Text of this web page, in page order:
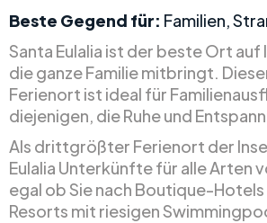
Beste Gegend für: Familien,
Santa Eulalia ist der beste Ort auf
die ganze Familie mitbringt.
Ferienort ist ideal für
diejenigen, die Ruhe und
Als drittgrößter Ferienort der
Eulalia Unterkünfte für alle Arten
egal ob Sie nach Boutique-
Resorts mit riesigen